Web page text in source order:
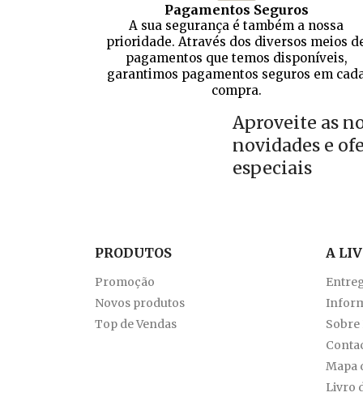
Pagamentos Seguros
A sua segurança é também a nossa
prioridade. Através dos diversos meios
pagamentos que temos disponíveis,
garantimos pagamentos seguros em
compra.
Aproveite as
novidades e
especiais
PRODUTOS
Promoção
Novos produtos
Top de Vendas
A
Sobre
Mapa
Livro